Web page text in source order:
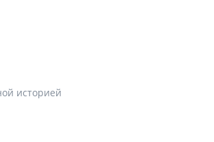
историей